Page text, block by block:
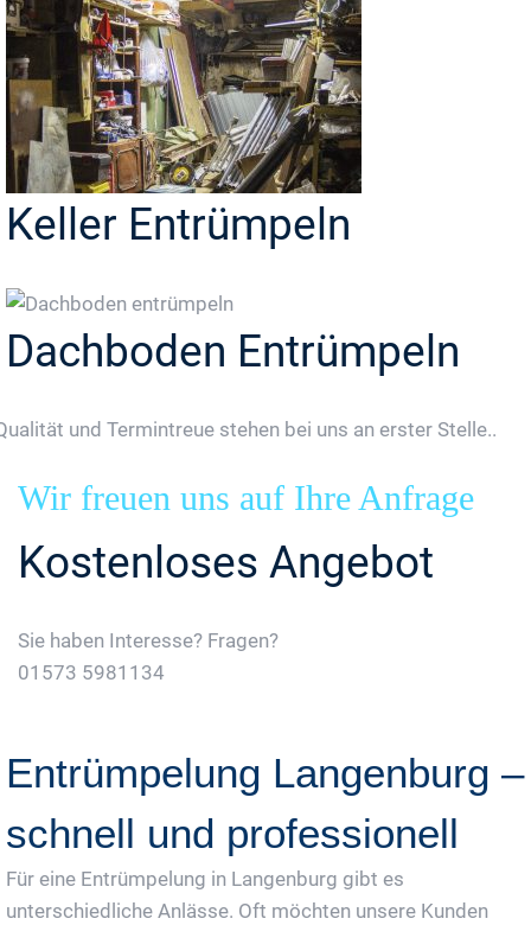
Keller Entrümpeln
Dachboden Entrümpeln
und Termintreue stehen bei uns an erster Stelle..
Wir freuen uns auf Ihre Anfrage
Kostenloses Angebot
Sie haben Interesse? Fragen?
01573 5981134
Entrümpelung Langenburg –
schnell und professionell
Für eine Entrümpelung in Langenburg gibt es
unterschiedliche Anlässe. Oft möchten unsere Kunden